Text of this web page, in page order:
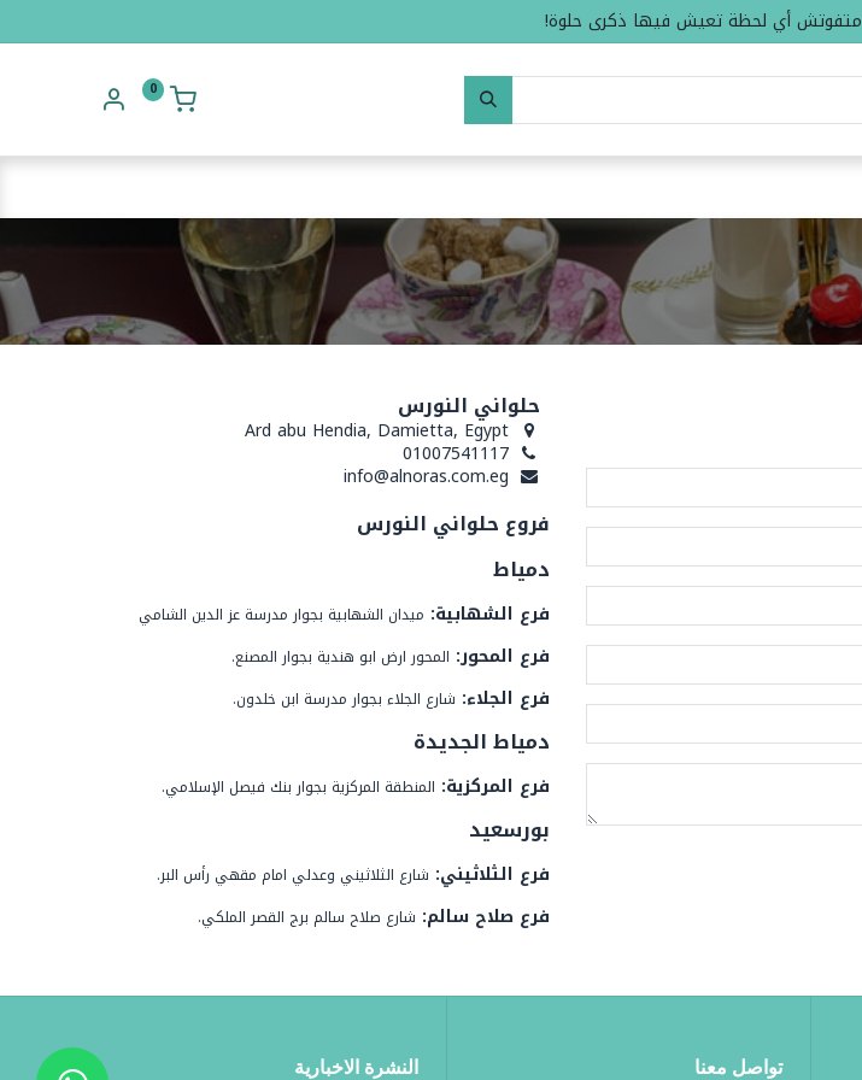
متفوتش أي لحظة تعيش فيها ذكرى حلوة!
0
حلواني النورس
Ard abu Hendia, Damietta, Egypt
01007541117
info@alnoras.com.eg
فروع حلواني النورس
دمياط
فرع الشهابية: ميدان الشهابية بجوار مدرسة عز الدين الشامي
فرع المحور: المحور ارض ابو هندية بجوار المصنع.
فرع الجلاء: شارع الجلاء بجوار مدرسة ابن خلدون.
دمياط الجديدة
فرع المركزية: المنطقة المركزية بجوار بنك فيصل الإسلامي.
بورسعيد
فرع الثلاثيني: شارع الثلاثيني وعدلي امام مقهي رأس البر.
فرع صلاح سالم: شارع صلاح سالم برج القصر الملكي.
تواصل معنا النشرة الاخبارية